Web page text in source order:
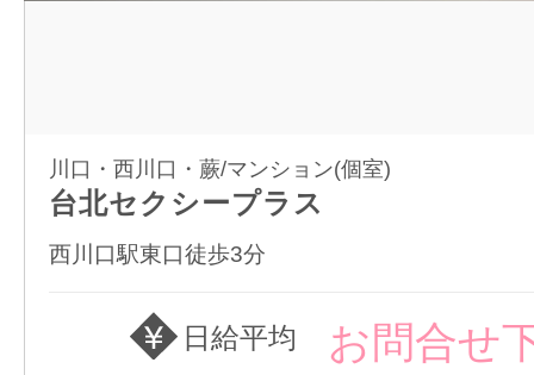
川口・西川口・蕨/マンション(個室)
台北セクシープラス
西川口駅東口徒歩3分
日給平均 お問合せ